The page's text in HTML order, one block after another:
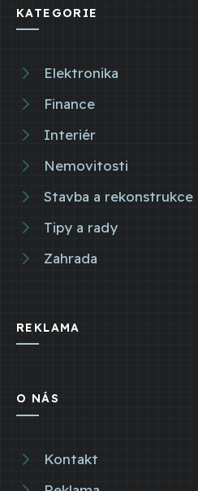
KATEGORIE
Elektronika
Finance
Interiér
Nemovitosti
Stavba a rekonstrukce
Tipy a rady
Zahrada
REKLAMA
O NÁS
Kontakt